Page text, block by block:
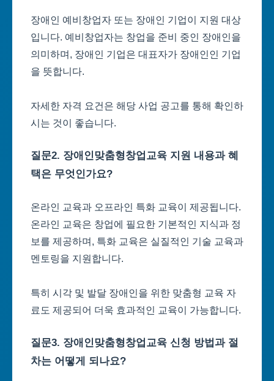
장애인 예비창업자 또는 장애인 기업이 지원 대상
입니다. 예비창업자는 창업을 준비 중인 장애인을
의미하며, 장애인 기업은 대표자가 장애인인 기업
을 뜻합니다.
자세한 자격 요건은 해당 사업 공고를 통해 확인하
시는 것이 좋습니다.
질문2. 장애인맞춤형창업교육 지원 내용과 혜
택은 무엇인가요?
온라인 교육과 오프라인 특화 교육이 제공됩니다.
온라인 교육은 창업에 필요한 기본적인 지식과 정
보를 제공하며, 특화 교육은 실질적인 기술 교육과
멘토링을 지원합니다.
특히 시각 및 발달 장애인을 위한 맞춤형 교육 자
료도 제공되어 더욱 효과적인 교육이 가능합니다.
질문3. 장애인맞춤형창업교육 신청 방법과 절
차는 어떻게 되나요?